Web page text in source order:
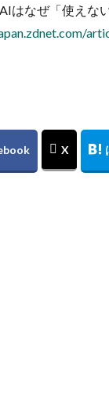
はなぜ「使えな